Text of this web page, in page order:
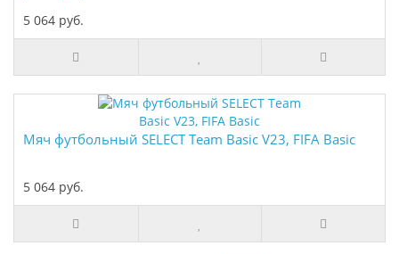
5 064 руб.
Мяч футбольный SELECT Team Basic V23, FIFA Basic
5 064 руб.